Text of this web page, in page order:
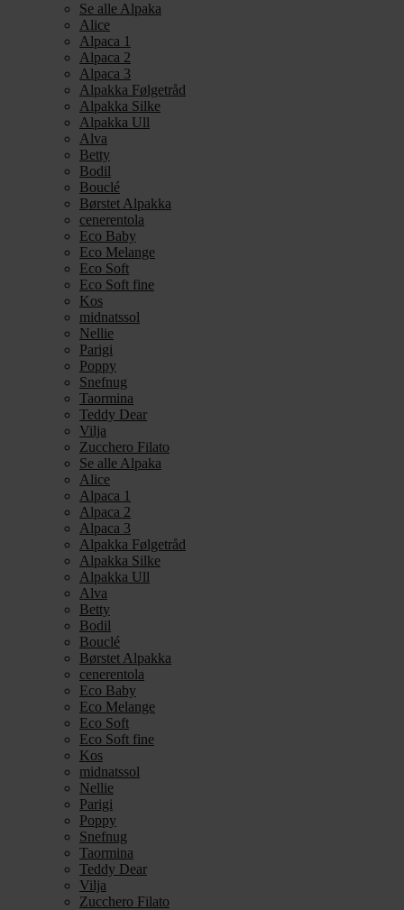
Se alle Alpaka
Alice
Alpaca 1
Alpaca 2
Alpaca 3
Alpakka Følgetråd
Alpakka Silke
Alpakka Ull
Alva
Betty
Bodil
Bouclé
Børstet Alpakka
cenerentola
Eco Baby
Eco Melange
Eco Soft
Eco Soft fine
Kos
midnatssol
Nellie
Parigi
Poppy
Snefnug
Taormina
Teddy Dear
Vilja
Zucchero Filato
Se alle Alpaka
Alice
Alpaca 1
Alpaca 2
Alpaca 3
Alpakka Følgetråd
Alpakka Silke
Alpakka Ull
Alva
Betty
Bodil
Bouclé
Børstet Alpakka
cenerentola
Eco Baby
Eco Melange
Eco Soft
Eco Soft fine
Kos
midnatssol
Nellie
Parigi
Poppy
Snefnug
Taormina
Teddy Dear
Vilja
Zucchero Filato